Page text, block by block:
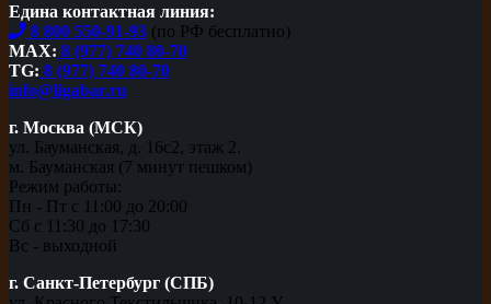
Едина контактная линия:
8 800 550-91-93 (по РФ бесплатно)
MAX: 8 (977) 740 80-70
TG: 8 (977) 740 80-70
info@ligabar.ru
г. Москва (МСК)
ул. Бауманская, д. 16с2, этаж 2.
м. Бауманская (7 минут пешком)
Режим работы:
Пн - Пт с 11:00 до 20:00
Сб с 11:30 до 17:30
Вс - выходной
г. Санкт-Петербург (СПБ)